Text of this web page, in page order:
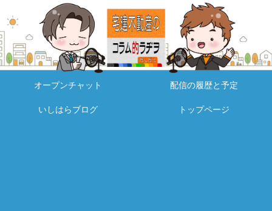
オープンチャット 配信の履歴と予定
いしはらブログ トップページ